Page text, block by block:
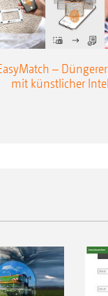
mit einer
mit
und es kann
Auch beim
als auch an der
erzielt
–
mit künstlicher